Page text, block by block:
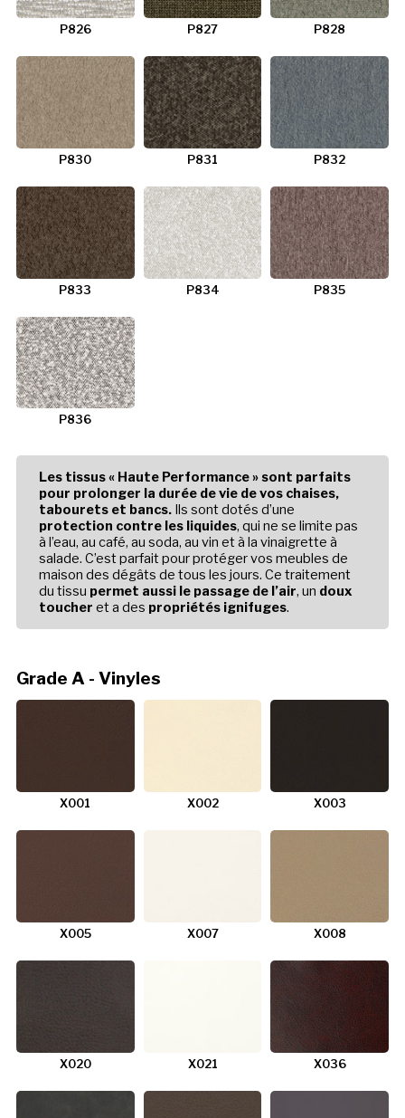
P826 P827 P828
P830 P831 P832
P833 P834 P835
P836
Les tissus « Haute Performance » sont parfaits
pour prolonger la durée de vie de vos chaises,
tabourets et bancs.Ils sont dotés d’une
protection contre les liquides, qui ne se limite pas
à l’eau, au café, au soda, au vin et à la vinaigrette à
salade. C’est parfait pour protéger vos meubles de
maison des dégâts de tous les jours. Ce traitement
du tissu permet aussi le passage de l’air, un doux
toucher et a des propriétés ignifuges.
Grade A - Vinyles
X001 X002 X003
X005 X007 X008
X020 X021 X036